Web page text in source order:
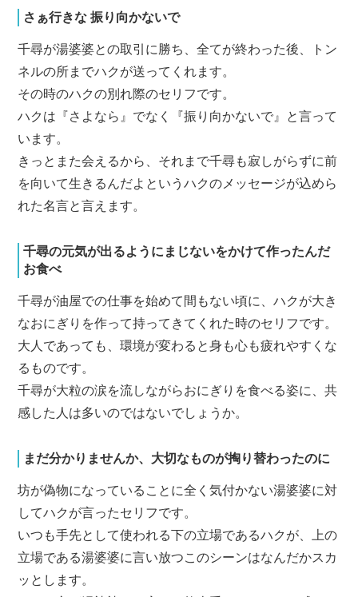
さぁ行きな 振り向かないで
千尋が湯婆婆との取引に勝ち、全てが終わった後、トン
ネルの所までハクが送ってくれます。
その時のハクの別れ際のセリフです。
ハクは『さよなら』でなく『振り向かないで』と言って
います。
きっとまた会えるから、それまで千尋も寂しがらずに前
を向いて生きるんだよというハクのメッセージが込めら
れた名言と言えます。
千尋の元気が出るようにまじないをかけて作ったんだ
お食べ
千尋が油屋での仕事を始めて間もない頃に、ハクが大き
なおにぎりを作って持ってきてくれた時のセリフです。
大人であっても、環境が変わると身も心も疲れやすくな
るものです。
千尋が大粒の涙を流しながらおにぎりを食べる姿に、共
感した人は多いのではないでしょうか。
まだ分かりませんか、大切なものが掏り替わったのに
坊が偽物になっていることに全く気付かない湯婆婆に対
してハクが言ったセリフです。
いつも手先として使われる下の立場であるハクが、上の
立場である湯婆婆に言い放つこのシーンはなんだかスカ
ッとします。